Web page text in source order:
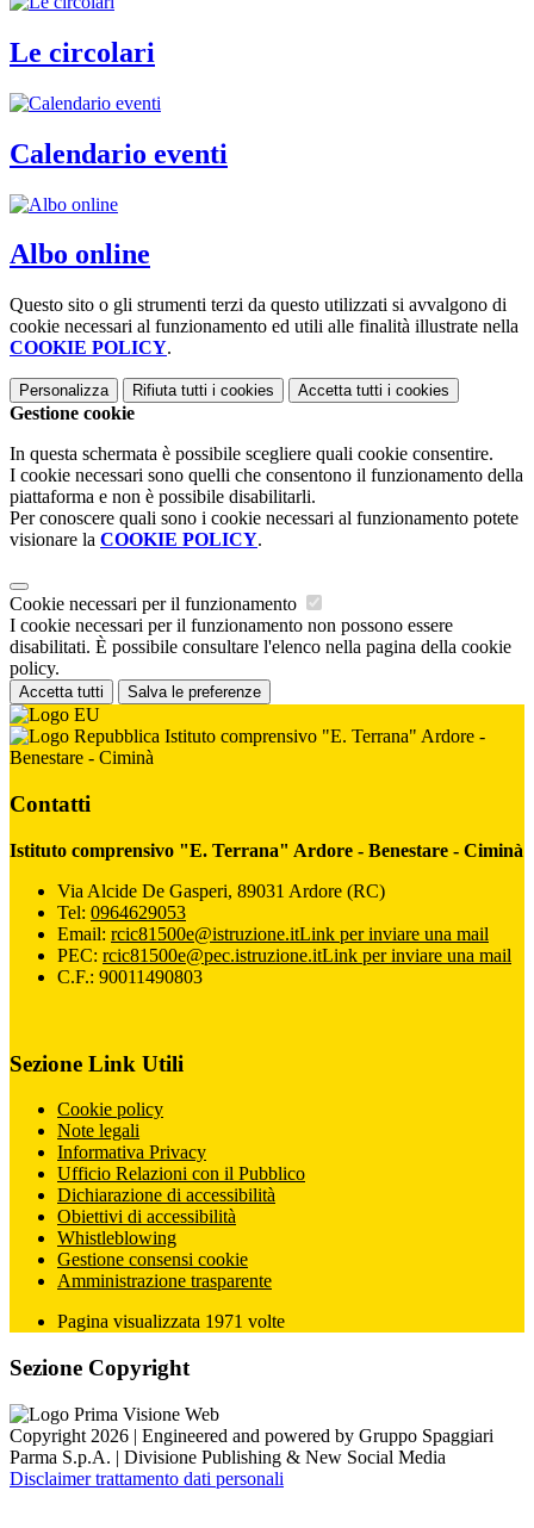
Le circolari
Calendario eventi
Albo online
Questo sito o gli strumenti terzi da questo utilizzati si avvalgono di
cookie necessari al funzionamento ed utili alle finalità illustrate nella
COOKIE POLICY.
Personalizza Rifiuta tutti i cookies Accetta tutti i cookies
Gestione cookie
In questa schermata è possibile scegliere quali cookie consentire.
I cookie necessari sono quelli che consentono il funzionamento della
piattaforma e non è possibile disabilitarli.
Per conoscere quali sono i cookie necessari al funzionamento potete
visionare la COOKIE POLICY.
Cookie necessari per il funzionamento
I cookie necessari per il funzionamento non possono essere
disabilitati. È possibile consultare l'elenco nella pagina della cookie
policy.
Accetta tutti Salva le preferenze
Istituto comprensivo "E. Terrana" Ardore -
Benestare - Ciminà
Contatti
Istituto comprensivo "E. Terrana" Ardore - Benestare - Ciminà
Via Alcide De Gasperi, 89031 Ardore (RC)
Tel: 0964629053
Email: rcic81500e@istruzione.itLink per inviare una mail
PEC: rcic81500e@pec.istruzione.itLink per inviare una mail
C.F.: 90011490803
Sezione Link Utili
Cookie policy
Note legali
Informativa Privacy
Ufficio Relazioni con il Pubblico
Dichiarazione di accessibilità
Obiettivi di accessibilità
Whistleblowing
Gestione consensi cookie
Amministrazione trasparente
Pagina visualizzata 1971 volte
Sezione Copyright
Copyright 2026 | Engineered and powered by Gruppo Spaggiari
Parma S.p.A. | Divisione Publishing & New Social Media
Disclaimer trattamento dati personali